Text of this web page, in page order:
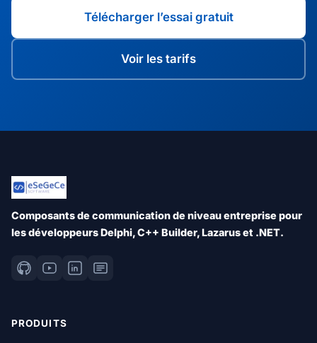
Télécharger l’essai gratuit
Voir les tarifs
Composants de communication de niveau entreprise pour
les développeurs Delphi, C++ Builder, Lazarus et .NET.
PRODUITS